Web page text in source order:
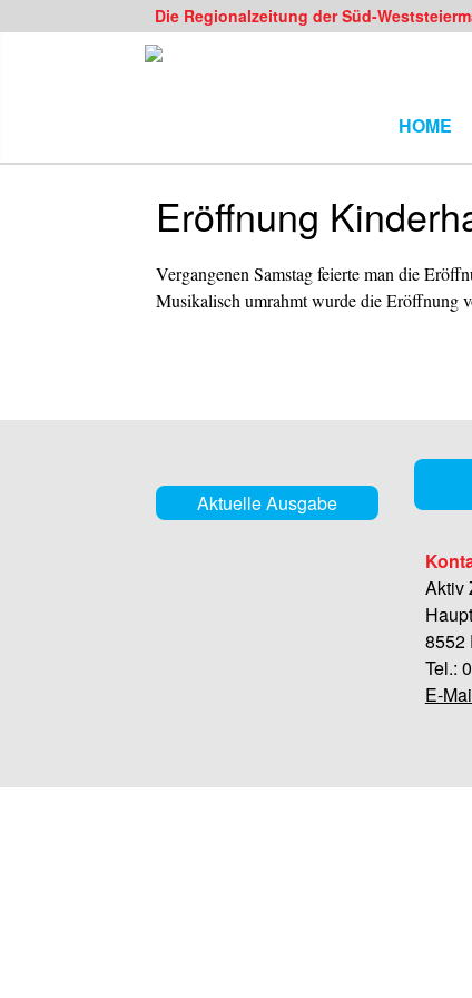
Die Regionalzeitung der Süd-
HOME
Eröffnung
Vergangenen Samstag feierte man die
Musikalisch umrahmt wurde die Eröffnung
Aktuelle Ausgabe
Aktiv
8552
Tel.:
E-